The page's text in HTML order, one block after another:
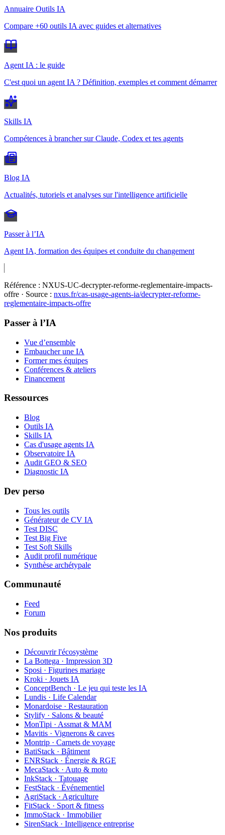
Annuaire Outils IA
Compare +60 outils IA avec guides et alternatives
Agent IA : le guide
C'est quoi un agent IA ? Définition, exemples et comment démarrer
Skills IA
Compétences à brancher sur Claude, Codex et tes agents
Blog IA
Actualités, tutoriels et analyses sur l'intelligence artificielle
Passer à l’IA
Agent IA, formation des équipes et conduite du changement
Référence : NXUS-UC-decrypter-reforme-reglementaire-impacts-
offre · Source : nxus.fr/cas-usage-agents-ia/decrypter-reforme-
reglementaire-impacts-offre
Passer à l’IA
Vue d’ensemble
Embaucher une IA
Former mes équipes
Conférences & ateliers
Financement
Ressources
Blog
Outils IA
Skills IA
Cas d'usage agents IA
Observatoire IA
Audit GEO & SEO
Diagnostic IA
Dev perso
Tous les outils
Générateur de CV IA
Test DISC
Test Big Five
Test Soft Skills
Audit profil numérique
Synthèse archétypale
Communauté
Feed
Forum
Nos produits
Découvrir l'écosystème
La Bottega · Impression 3D
Sposi · Figurines mariage
Kroki · Jouets IA
ConceptBench · Le jeu qui teste les IA
Lundis · Life Calendar
Monardoise · Restauration
Stylify · Salons & beauté
MonTipi · Assmat & MAM
Mavitis · Vignerons & caves
Montrip · Carnets de voyage
BatiStack · Bâtiment
ENRStack · Énergie & RGE
MecaStack · Auto & moto
InkStack · Tatouage
FestStack · Événementiel
AgriStack · Agriculture
FitStack · Sport & fitness
ImmoStack · Immobilier
SirenStack · Intelligence entreprise